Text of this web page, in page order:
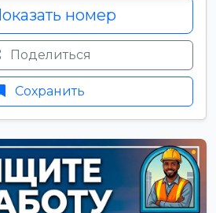
номер
Поделиться
Сохранить